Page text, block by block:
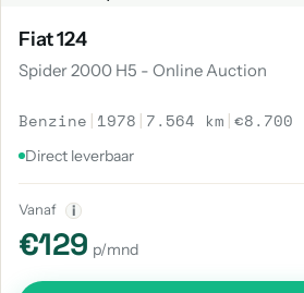
Fiat 124
Spider 2000 H5 - Online Auction
Benzine | 1978 | 7.564 km |€8.700
Direct leverbaar
Vanaf i
€129 p/mnd